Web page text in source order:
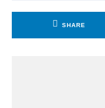
SHARE